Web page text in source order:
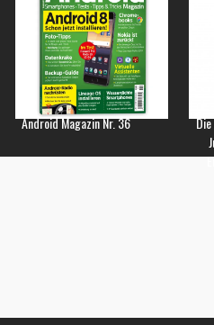
Android Magazin Nr. 36